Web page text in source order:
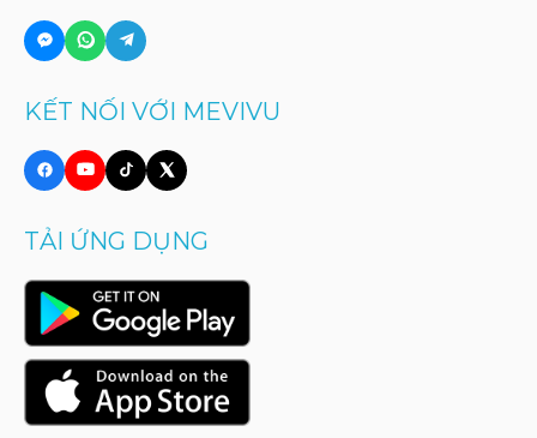
KẾT NỐI VỚI MEVIVU
TẢI ỨNG DỤNG